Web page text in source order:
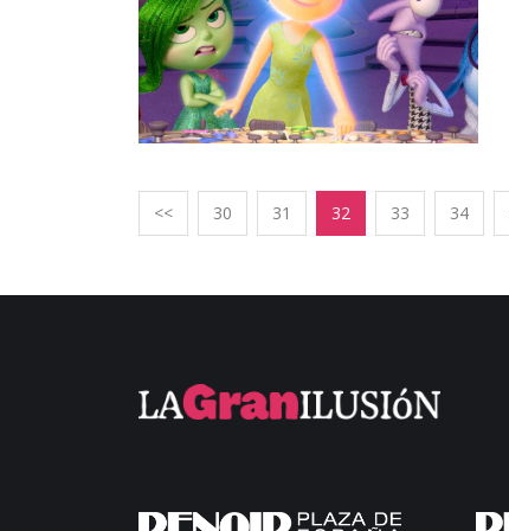
<< 30 31 32 33 34